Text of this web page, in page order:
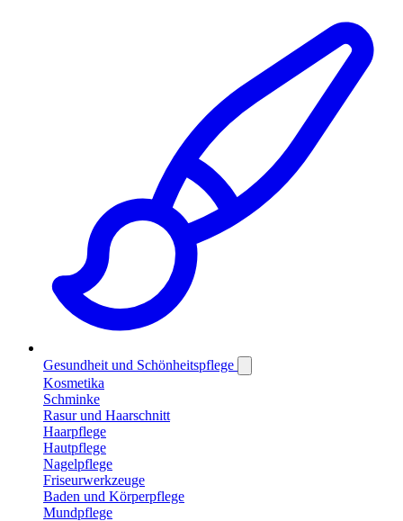
Gesundheit und Schönheitspflege
Kosmetika
Schminke
Rasur und Haarschnitt
Haarpflege
Hautpflege
Nagelpflege
Friseurwerkzeuge
Baden und Körperpflege
Mundpflege